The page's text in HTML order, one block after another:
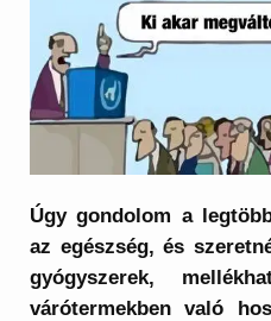
Úgy gondolom a
az egészség, és
gyógyszerek,
várótermekben való